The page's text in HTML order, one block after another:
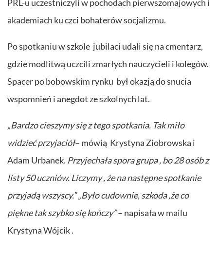
PRL-u uczestniczyli w pochodach pierwszomajowych i
akademiach ku czci bohaterów socjalizmu.
Po spotkaniu w szkole jubilaci udali się na cmentarz,
gdzie modlitwą uczcili zmarłych nauczycieli i kolegów.
Spacer po bobowskim rynku był okazją do snucia
wspomnień i anegdot ze szkolnych lat.
„Bardzo cieszymy się z tego spotkania. Tak miło
widzieć przyjaciół– mówią Krystyna Ziobrowska i
Adam Urbanek. Przyjechała spora grupa , bo 28 osób z
listy 50 uczniów. Liczymy , że na następne spotkanie
przyjadą wszyscy.”„Było cudownie, szkoda ,że co
piękne tak szybko się kończy”– napisała w mailu
Krystyna Wójcik .